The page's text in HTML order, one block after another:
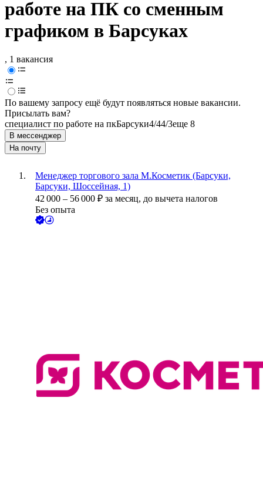
работе на ПК со сменным
графиком в Барсуках
, 1 вакансия
По вашему запросу ещё будут появляться новые вакансии.
Присылать вам?
специалист по работе на пкБарсуки4/44/3еще 8
В мессенджер
На почту
Менеджер торгового зала М.Косметик (Барсуки,
Барсуки, Шоссейная, 1)
42 000 – 56 000 ₽ за месяц, до вычета налогов
Без опыта